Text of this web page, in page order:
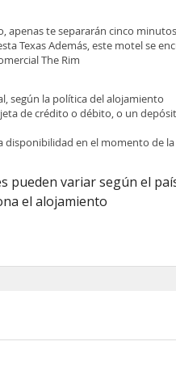
apenas te separarán cinco
Texas Además, este motel se
The Rim
según la política del alojamiento
de crédito o débito, o un
disponibilidad en el momento de
pueden variar según el
el alojamiento